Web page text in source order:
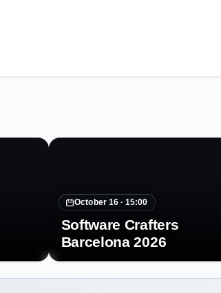
October 16 ·15:00
Software Crafters
Barcelona 2026